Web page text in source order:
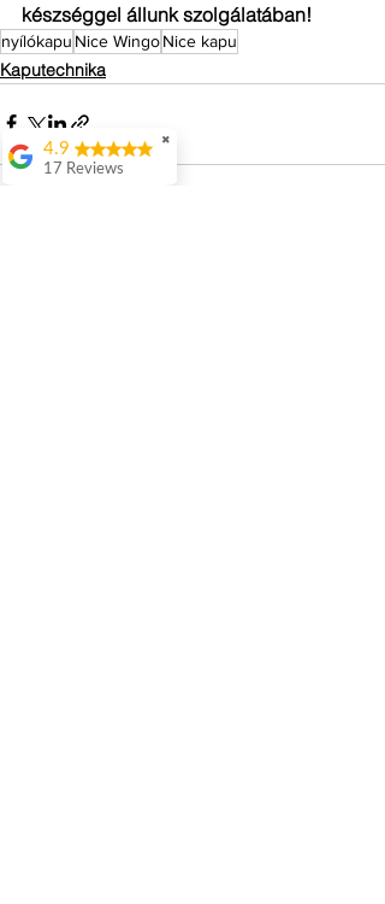
készséggel állunk szolgálatában!
nyílókapu Nice WingoNice kapu
Kaputechnika
✖
4.9
17 Reviews